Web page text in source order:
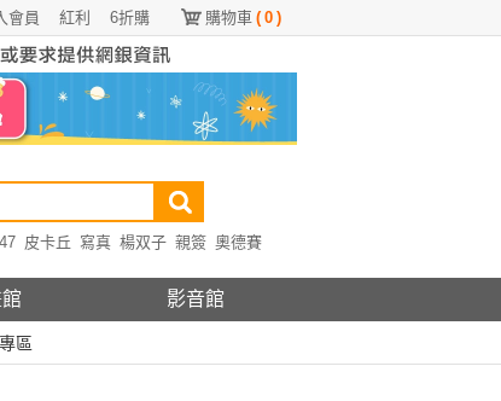
購物車 ( 0 )
6折購
紅利
會員
皮卡丘 寫真 楊双子 親簽 奧德賽
影音館
區